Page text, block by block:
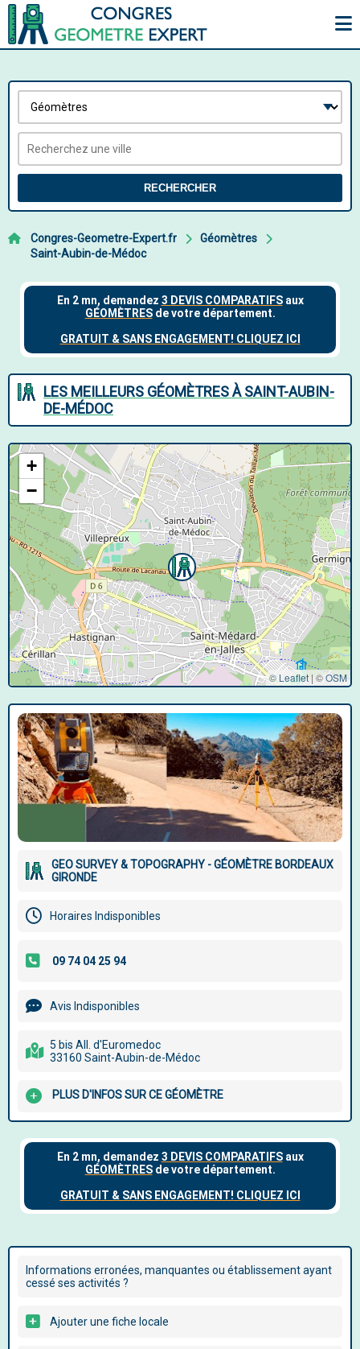
RECHERCHER
Congres-Geometre-Expert.fr
Géomètres
Saint-Aubin-de-Médoc
LES MEILLEURS GÉOMÈTRES À SAINT-AUBIN-
DE-MÉDOC
+
−
© Leaflet | ©OSM
GEO SURVEY & TOPOGRAPHY - GÉOMÈTRE BORDEAUX
GIRONDE
Horaires Indisponibles
Avis Indisponibles
5 bis All. d'Euromedoc
33160 Saint-Aubin-de-Médoc
PLUS D'INFOS SUR CE GÉOMÈTRE
Informations erronées, manquantes ou établissement ayant
cessé ses activités ?
Ajouter une fiche locale